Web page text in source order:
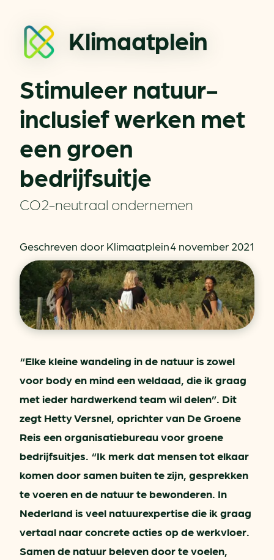
Klimaatplein
Stimuleer natuur-
inclusief werken met
een groen
bedrijfsuitje
CO2-neutraal ondernemen
Geschreven door Klimaatplein4 november 2021
“Elke kleine wandeling in de natuur is zowel
voor body en mind een weldaad, die ik graag
met ieder hardwerkend team wil delen”. Dit
zegt Hetty Versnel, oprichter van De Groene
Reis een organisatiebureau voor groene
bedrijfsuitjes. “Ik merk dat mensen tot elkaar
komen door samen buiten te zijn, gesprekken
te voeren en de natuur te bewonderen. In
Nederland is veel natuurexpertise die ik graag
vertaal naar concrete acties op de werkvloer.
Samen de natuur beleven door te voelen,